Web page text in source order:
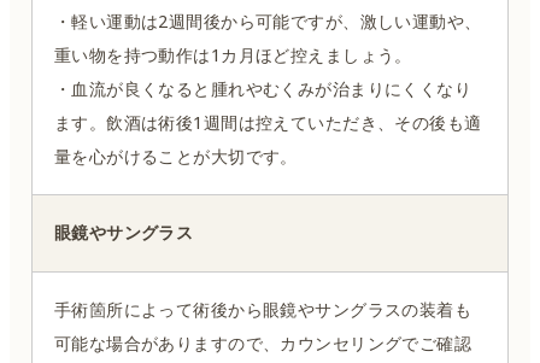
・軽い運動は2週間後から可能ですが、激しい運動や、
重い物を持つ動作は1カ月ほど控えましょう。
・血流が良くなると腫れやむくみが治まりにくくなり
ます。飲酒は術後1週間は控えていただき、その後も適
量を心がけることが大切です。
眼鏡やサングラス
手術箇所によって術後から眼鏡やサングラスの装着も
可能な場合がありますので、カウンセリングでご確認